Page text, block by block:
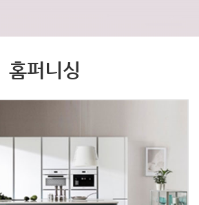
홈퍼니싱